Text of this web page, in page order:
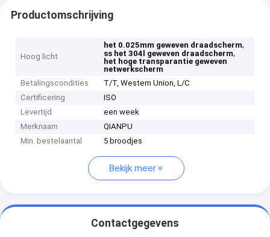
Productomschrijving
Hoog licht
het 0.025mm geweven draadscherm,
ss het 304l geweven draadscherm,
het hoge transparantie geweven
netwerkscherm
Betalingscondities
T/T, Western Union, L/C
Certificering
ISO
Levertijd
een week
Merknaam
QIANPU
Min. bestelaantal
5 broodjes
Bekijk meer
Contactgegevens